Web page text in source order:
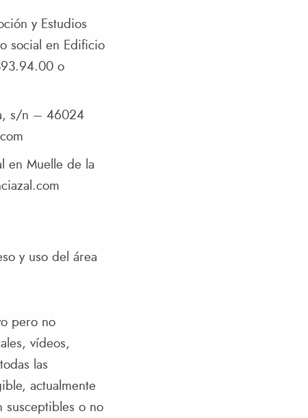
y Estudios
social en Edificio
o
s/n – 46024
en Muelle de la
y uso del área
pero no
vídeos,
las
actualmente
susceptibles o no